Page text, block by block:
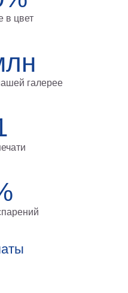
в цвет
галерее